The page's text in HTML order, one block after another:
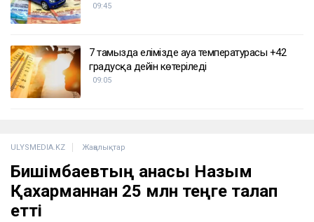
09:45
7 тамызда елімізде ауа температурасы +42
градусқа дейін көтеріледі
09:05
ULYSMEDIA.KZ Жаңалықтар
Бишімбаевтың анасы Назым
Қахарманнан 25 млн теңге талап
етті